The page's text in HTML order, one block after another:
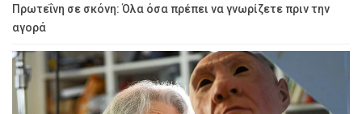
Πρωτεΐνη σε σκόνη: Όλα όσα πρέπει να γνωρίζετε πριν την
αγορά